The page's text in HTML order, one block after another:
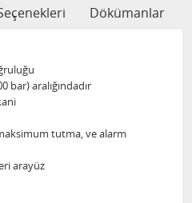
Dökümanlar
bar) aralığındadır
tutma, ve alarm
arayüz